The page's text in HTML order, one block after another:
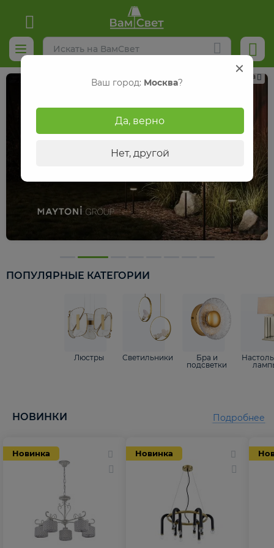
Реклама
ПОПУЛЯРНЫЕ КАТЕГОРИИ
Люстры Светильники
Бра и
подсветки
НОВИНКИ
Новинка Новинка
Подробнее
Ваш город: Москва?
Да, верно
Нет, другой